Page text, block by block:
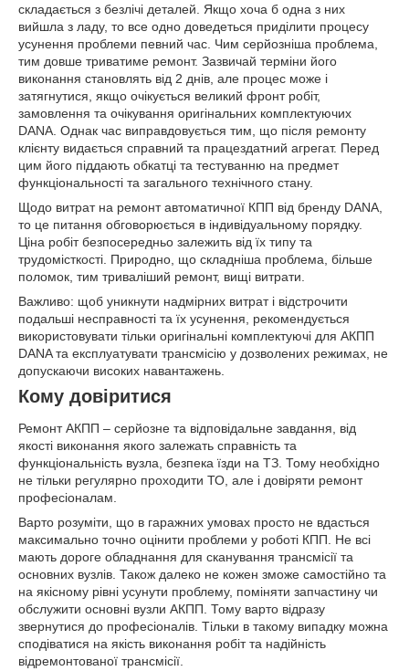
складається з безлічі деталей. Якщо хоча б одна з них
вийшла з ладу, то все одно доведеться приділити процесу
усунення проблеми певний час. Чим серйозніша проблема,
тим довше триватиме ремонт. Зазвичай терміни його
виконання становлять від 2 днів, але процес може і
затягнутися, якщо очікується великий фронт робіт,
замовлення та очікування оригінальних комплектуючих
DANA. Однак час виправдовується тим, що після ремонту
клієнту видається справний та працездатний агрегат. Перед
цим його піддають обкатці та тестуванню на предмет
функціональності та загального технічного стану.
Щодо витрат на ремонт автоматичної КПП від бренду DANA,
то це питання обговорюється в індивідуальному порядку.
Ціна робіт безпосередньо залежить від їх типу та
трудомісткості. Природно, що складніша проблема, більше
поломок, тим триваліший ремонт, вищі витрати.
Важливо: щоб уникнути надмірних витрат і відстрочити
подальші несправності та їх усунення, рекомендується
використовувати тільки оригінальні комплектуючі для АКПП
DANA та експлуатувати трансмісію у дозволених режимах, не
допускаючи високих навантажень.
Кому довіритися
Ремонт АКПП – серйозне та відповідальне завдання, від
якості виконання якого залежать справність та
функціональність вузла, безпека їзди на ТЗ. Тому необхідно
не тільки регулярно проходити ТО, але і довіряти ремонт
професіоналам.
Варто розуміти, що в гаражних умовах просто не вдасться
максимально точно оцінити проблеми у роботі КПП. Не всі
мають дороге обладнання для сканування трансмісії та
основних вузлів. Також далеко не кожен зможе самостійно та
на якісному рівні усунути проблему, поміняти запчастину чи
обслужити основні вузли АКПП. Тому варто відразу
звернутися до професіоналів. Тільки в такому випадку можна
сподіватися на якість виконання робіт та надійність
відремонтованої трансмісії.